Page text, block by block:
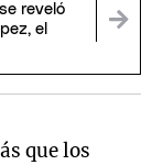
reveló
el
que los